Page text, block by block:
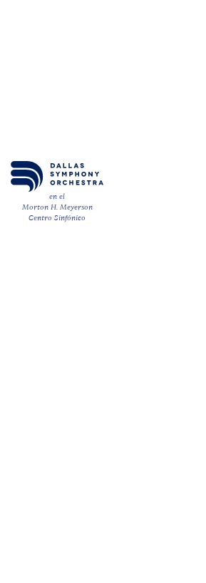
en el
Morton H. Meyerson
Centro Sinfónico